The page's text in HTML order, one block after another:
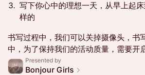
写下你心中的理想一天，从早上起
样的
书写过程中，我们可以关掉摄像头，书
中，为了保持我们的活动质量，需要开
Presented by
Bonjour Girls